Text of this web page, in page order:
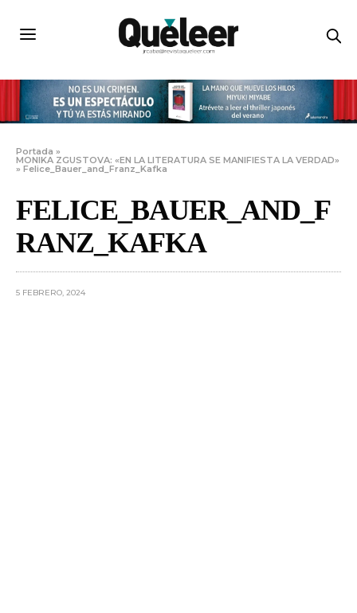
Portada »
MONIKA ZGUSTOVA: «EN LA LITERATURA SE MANIFIESTA LA VERDAD»
»Felice_Bauer_and_Franz_Kafka
FELICE_BAUER_AND_F
RANZ_KAFKA
5 FEBRERO, 2024